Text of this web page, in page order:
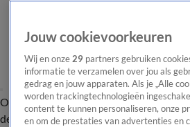
OverzichtAfleveringen Entertainment
de redactieNieuwsbrief
Jouw cookievoorkeuren
Wij en onze 29 partners gebruiken
informatie te verzamelen over jou als
gedrag en jouw apparaten. Als je „Alle
worden trackingtechnologieën
content te kunnen personaliseren, onze
en om de prestaties van advertenties en